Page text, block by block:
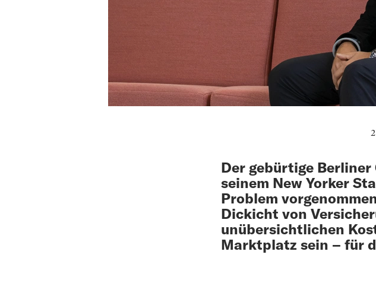
Der gebürtige
seinem New Yorker
Problem
Dickicht von
unübersichtlichen
Marktplatz sein – für